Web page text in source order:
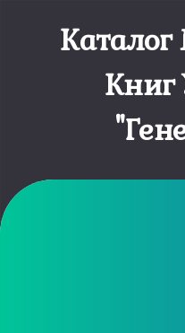
Книг